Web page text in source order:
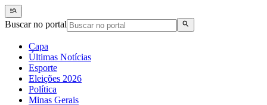
Buscar no portal
Capa
Últimas Notícias
Esporte
Eleições 2026
Política
Minas Gerais